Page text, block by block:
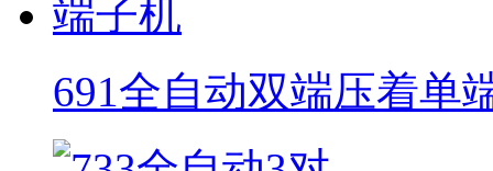
691全自动双端压着单